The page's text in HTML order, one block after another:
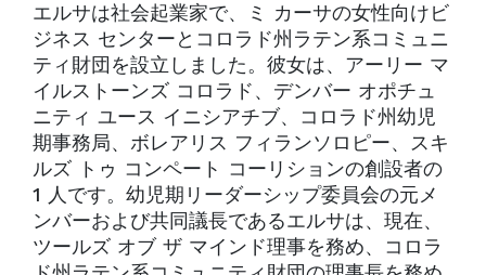
エルサは社会起業家で、ミ カーサの女性向けビ
ジネス センターとコロラド州ラテン系コミュニ
ティ財団を設立しました。彼女は、アーリー マ
イルストーンズ コロラド、デンバー オポチュ
ニティ ユース イニシアチブ、コロラド州幼児
期事務局、ボレアリス フィランソロピー、スキ
ルズ トゥ コンペート コーリションの創設者の
1 人です。幼児期リーダーシップ委員会の元メ
ンバーおよび共同議長であるエルサは、現在、
ツールズ オブ ザ マインド理事を務め、コロラ